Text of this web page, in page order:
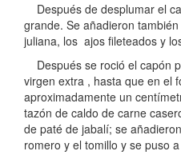
Después de desplumar el
grande. Se añadieron
juliana, los ajos fileteados y
Después se roció el capón
virgen extra , hasta que en el
aproximadamente un
tazón de caldo de carne
de paté de jabalí; se
romero y el tomillo y se puso